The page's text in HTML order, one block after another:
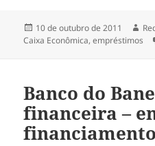
Publicado
em
10 de outubro de 2011
Caixa Econômica,empréstimos
Banco do
financeira –